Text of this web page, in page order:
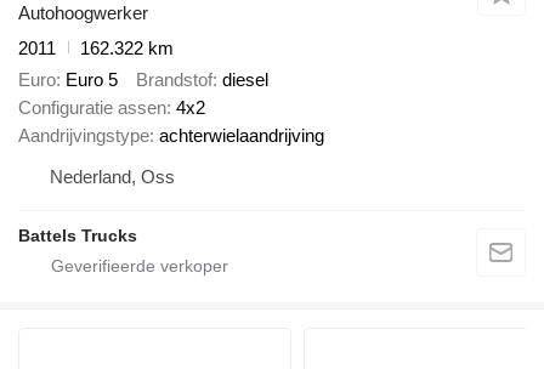
Autohoogwerker
2011
162.322 km
Euro Euro 5 Brandstof diesel
Configuratie assen 4x2
Aandrijvingstype achterwielaandrijving
Nederland, Oss
Battels Trucks